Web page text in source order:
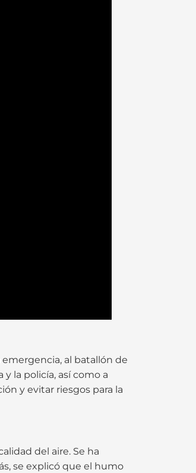
al batallón de
la policía, así como a
y evitar riesgos para la
del aire. Se ha
se explicó que el humo